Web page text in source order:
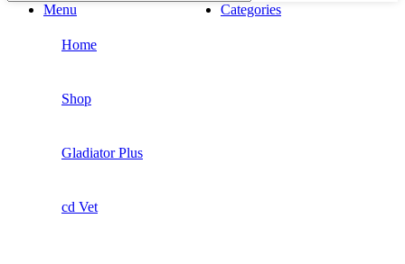
Menu Categories
Home
Shop
Gladiator Plus
cd Vet